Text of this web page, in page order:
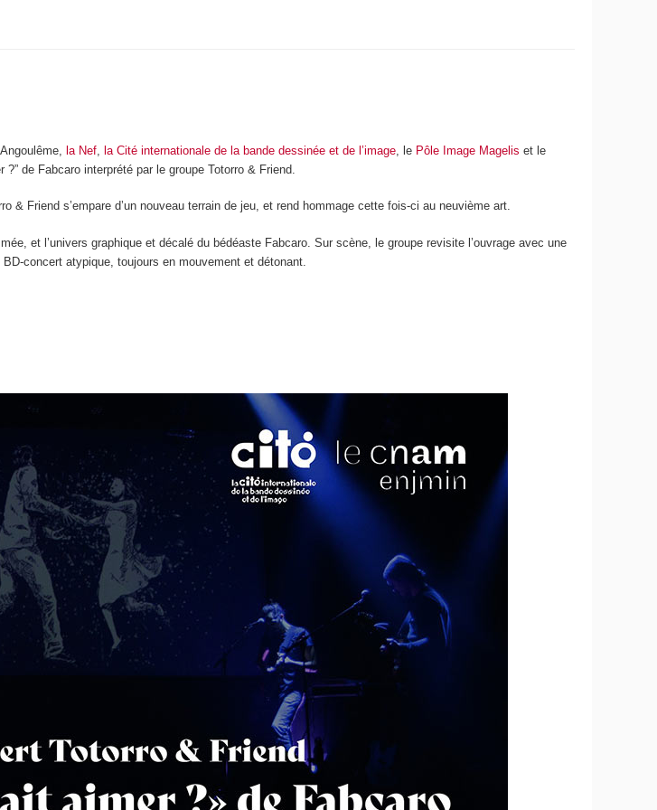
Angoulême,la Nef ,la Cité internationale de la bande dessinée et de l’image , le Pôle Image Magelis et le
de Fabcaro interprété par le groupe Totorro & Friend.
Friend s’empare d’un nouveau terrain de jeu, et rend hommage cette fois-ci au neuvième art.
et l’univers graphique et décalé du bédéaste Fabcaro. Sur scène, le groupe revisite l’ouvrage avec une
concert atypique, toujours en mouvement et détonant.